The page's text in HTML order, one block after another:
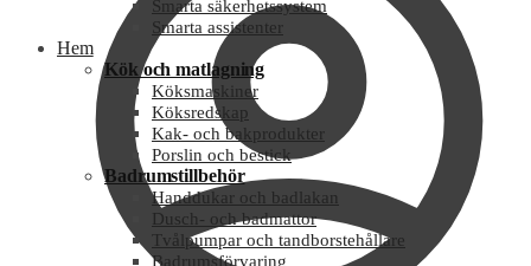
Smarta säkerhetssystem
Smarta assistenter
Hem
Kök och matlagning
Köksmaskiner
Köksredskap
Kak- och bakprodukter
Porslin och bestick
Badrumstillbehör
Handdukar och badlakan
Dusch- och badmattor
Tvålpumpar och tandborstehållare
Badrumsförvaring